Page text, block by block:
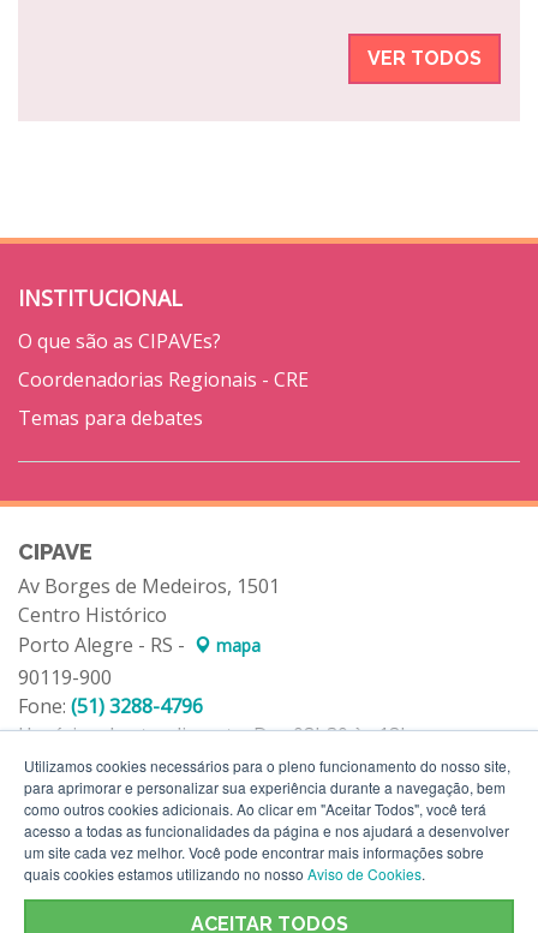
VER TODOS
INSTITUCIONAL
O que são as CIPAVEs?
Coordenadorias Regionais - CRE
Temas para debates
CIPAVE
Av Borges de Medeiros, 1501
Centro Histórico
Porto Alegre - RS -
mapa
90119-900
Fone: (51) 3288-4796
Horários de atendimento: Das 08h30 às 18h
Utilizamos cookies necessários para o pleno funcionamento do nosso site,
para aprimorar e personalizar sua experiência durante a navegação, bem
como outros cookies adicionais. Ao clicar em "Aceitar Todos", você terá
acesso a todas as funcionalidades da página e nos ajudará a desenvolver
um site cada vez melhor. Você pode encontrar mais informações sobre
quais cookies estamos utilizando no nosso Aviso de Cookies.
ACEITAR TODOS